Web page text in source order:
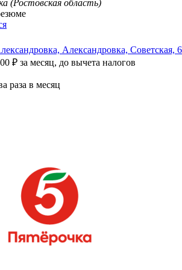
(Ростовская область)
Александровка, Советская,
₽ за месяц, до вычета налогов
раза в месяц